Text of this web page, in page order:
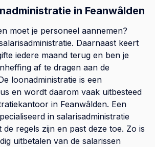
in Feanwâlden
moet je personeel aannemen?
Daarnaast keert
iedere maand terug en ben je
af te dragen aan de
loonadministratie is een
en wordt daarom vaak uitbesteed
in Feanwâlden. Een
in salarisadministratie
regels zijn en past deze toe. Zo is
uitbetalen van de salarissen